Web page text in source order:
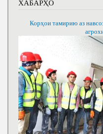
ХАБАРҲО
Корҳои тамирию аз